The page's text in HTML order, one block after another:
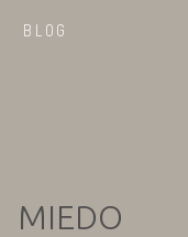
BLOG
MIEDO